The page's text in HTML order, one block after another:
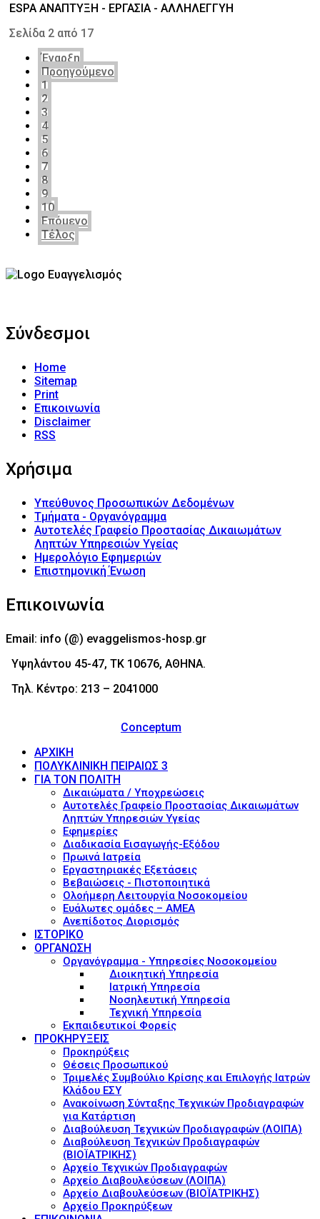
ESPA ΑΝΑΠΤΥΞΗ - ΕΡΓΑΣΙΑ - ΑΛΛΗΛΕΓΓΥΗ
Σελίδα 2 από 17
Έναρξη
Προηγούμενο
1
2
3
4
5
6
7
8
9
10
Επόμενο
Τέλος
Σύνδεσμοι
Home
Sitemap
Print
Επικοινωνία
Disclaimer
RSS
Χρήσιμα
Υπεύθυνος Προσωπικών Δεδομένων
Τμήματα - Οργανόγραμμα
Αυτοτελές Γραφείο Προστασίας Δικαιωμάτων
Ληπτών Υπηρεσιών Υγείας
Ημερολόγιο Εφημεριών
Επιστημονική Ένωση
Επικοινωνία
Email: info (@) evaggelismos-hosp.gr
Υψηλάντου 45-47, ΤΚ 10676, ΑΘΗΝΑ.
Τηλ. Κέντρο: 213 – 2041000
Conceptum
ΑΡΧΙΚΗ
ΠΟΛΥΚΛΙΝΙΚΗ ΠΕΙΡΑΙΩΣ 3
ΓΙΑ ΤΟΝ ΠΟΛΙΤΗ
Δικαιώματα / Υποχρεώσεις
Αυτοτελές Γραφείο Προστασίας Δικαιωμάτων
Ληπτών Υπηρεσιών Υγείας
Εφημερίες
Διαδικασία Εισαγωγής-Εξόδου
Πρωινά Ιατρεία
Εργαστηριακές Εξετάσεις
Βεβαιώσεις - Πιστοποιητικά
Ολοήμερη Λειτουργία Νοσοκομείου
Ευάλωτες ομάδες – ΑΜΕΑ
Ανεπίδοτος Διορισμός
ΙΣΤΟΡΙΚΟ
ΟΡΓΑΝΩΣΗ
Οργανόγραμμα - Υπηρεσίες Νοσοκομείου
Διοικητική Υπηρεσία
Ιατρική Υπηρεσία
Νοσηλευτική Υπηρεσία
Τεχνική Υπηρεσία
Εκπαιδευτικοί Φορείς
ΠΡΟΚΗΡΥΞΕΙΣ
Προκηρύξεις
Θέσεις Προσωπικού
Τριμελές Συμβούλιο Κρίσης και Επιλογής Ιατρών
Κλάδου ΕΣΥ
Ανακοίνωση Σύνταξης Τεχνικών Προδιαγραφών
για Κατάρτιση
Διαβούλευση Τεχνικών Προδιαγραφών (ΛΟΙΠΑ)
Διαβούλευση Τεχνικών Προδιαγραφών
(ΒΙΟΪΑΤΡΙΚΗΣ)
Αρχείο Τεχνικών Προδιαγραφών
Αρχείο Διαβουλεύσεων (ΛΟΙΠΑ)
Αρχείο Διαβουλεύσεων (ΒΙΟΪΑΤΡΙΚΗΣ)
Αρχείο Προκηρύξεων